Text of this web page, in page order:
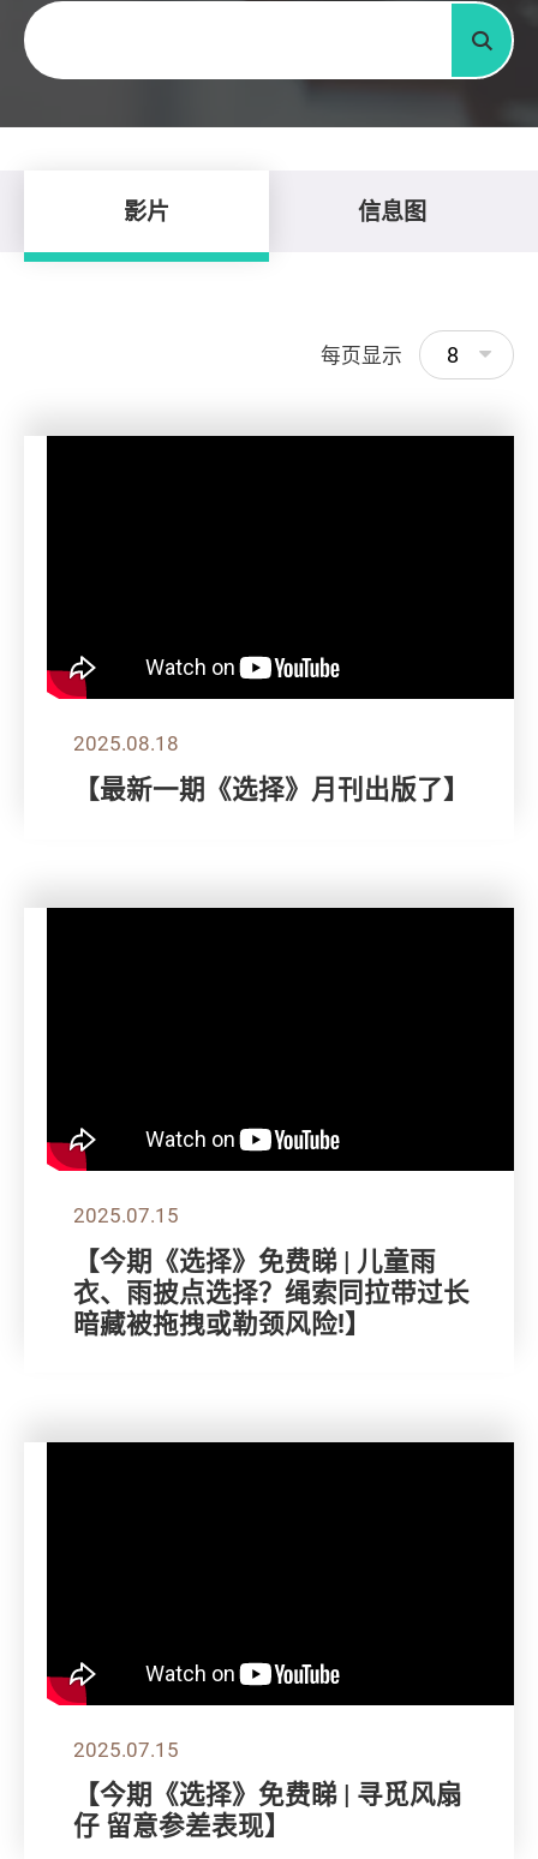
关键字
搜寻
影片 信息图
每页显示 8
2025.08.18
【最新一期《选择》月刊出版了】
2025.07.15
【今期《选择》免费睇 | 儿童雨
衣、雨披点选择？绳索同拉带过长
暗藏被拖拽或勒颈风险!】
2025.07.15
【今期《选择》免费睇 | 寻觅风扇
仔 留意参差表现】